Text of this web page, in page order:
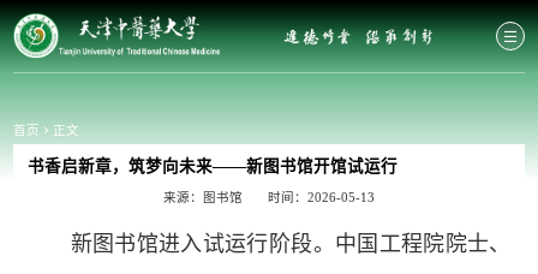
首页 正文
书香启新章，筑梦向未来——新图书馆开馆试运行
来源：图书馆 时间：2026-05-13
新图书馆进入试运行阶段。中国工程院院士、